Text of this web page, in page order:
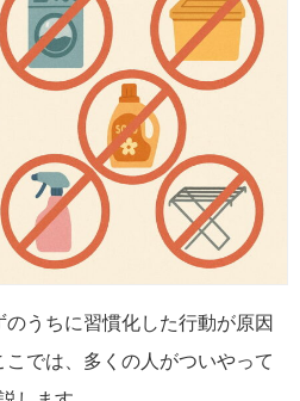
うちに習慣化した行動が原因
では、多くの人がついやって